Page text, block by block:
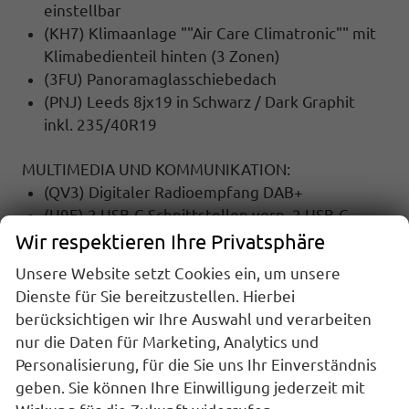
einstellbar
(KH7) Klimaanlage ""Air Care Climatronic"" mit
Klimabedienteil hinten (3 Zonen)
(3FU) Panoramaglasschiebedach
(PNJ) Leeds 8jx19 in Schwarz / Dark Graphit
inkl. 235/40R19
MULTIMEDIA UND KOMMUNIKATION:
(QV3) Digitaler Radioempfang DAB+
(U9E) 2 USB-C-Schnittstellen vorn, 2 USB-C-
Ladebuchsen an der Mittelkonsole hinten,
(9WJ) App-Connect Wireless für Apple CarPlay
und Android Auto
(8RM) 8 Lautsprecher
SICHERHEIT:
(UG1) Berganfahrassistent
Wir respektieren Ihre Privatsphäre
Unsere Website setzt Cookies ein, um unsere
Dienste für Sie bereitzustellen. Hierbei
berücksichtigen wir Ihre Auswahl und verarbeiten
nur die Daten für Marketing, Analytics und
Personalisierung, für die Sie uns Ihr Einverständnis
geben. Sie können Ihre Einwilligung jederzeit mit